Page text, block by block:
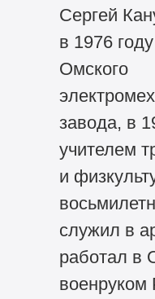
Сергей
в 1976
Омского
завода, в
учителем
и
служил в
работал в
военруком